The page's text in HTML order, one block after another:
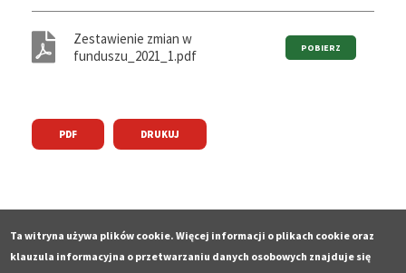
Zestawienie zmian w
funduszu_2021_1.pdf
PDF DRUKUJ
Ta witryna używa plików cookie. Więcej informacji o plikach cookie oraz
klauzula informacyjna o przetwarzaniu danych osobowych znajduje się